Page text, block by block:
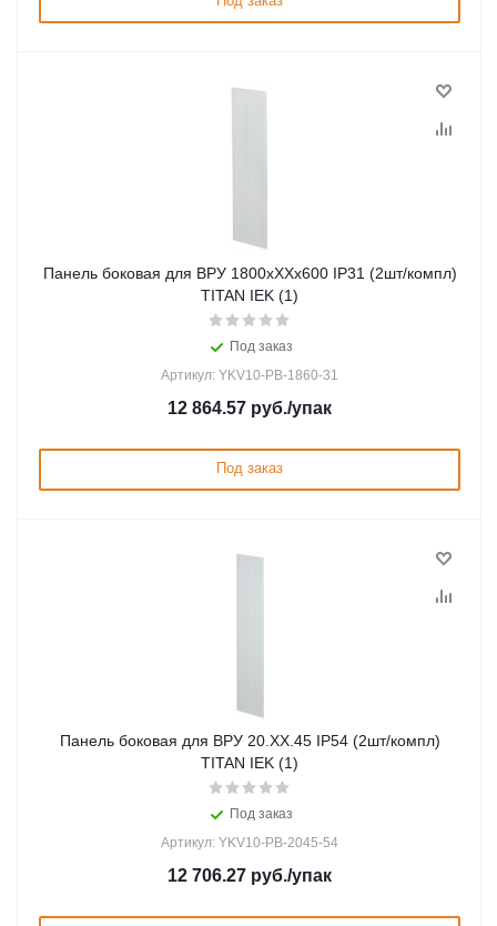
Панель боковая для ВРУ 1800хХХх600 IP31 (2шт/компл)
TITAN IEK (1)
Под заказ
Артикул: YKV10-PB-1860-31
12 864.57 руб./упак
Под заказ
Панель боковая для ВРУ 20.ХХ.45 IP54 (2шт/компл)
TITAN IEK (1)
Под заказ
Артикул: YKV10-PB-2045-54
12 706.27 руб./упак